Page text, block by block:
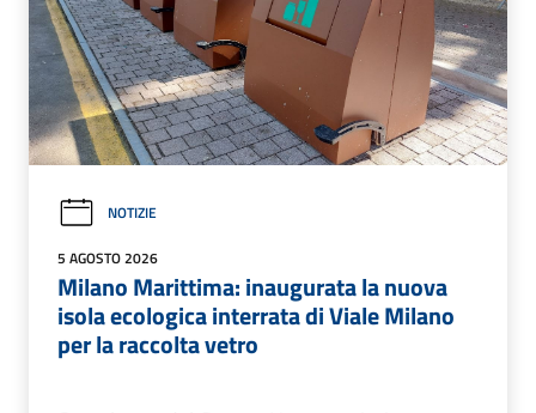
NOTIZIE
5 AGOSTO 2026
Milano Marittima: inaugurata la nuova
isola ecologica interrata di Viale Milano
per la raccolta vetro